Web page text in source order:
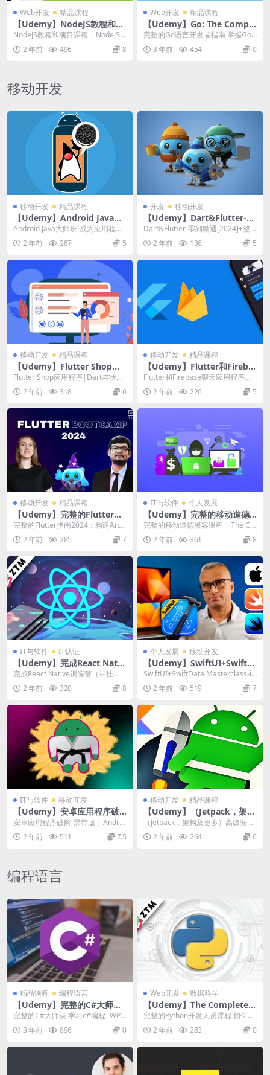
Web开发 精品课程
【Udemy】NodeJS教程和项
目课程
NodeJS教程和项目课程 | NodeJS T
utorial and Proj...
2 年前 496 8
Web开发 精品课程
【Udemy】Go: The Comple
te Developer’s Guide(Golan
g)
完整的Go语言开发者指南 掌握Go
编程语言(Golang)的基础知识和高
级功能讲...
3 年前 454 0
移动开发
移动开发 精品课程
【Udemy】Android Java大
师班-成为应用程序开发人员
Android Java大师班-成为应用程序
开发人员 | Android Jav...
2 年前 287 5
开发 移动开发
【Udemy】Dart&Flutter-零
到精通[2024]+整洁架构
Dart&Flutter-零到精通[2024]+整
洁架构 | Dart ...
2 年前 136 5
移动开发 精品课程
【Udemy】Flutter Shop应
用程序|Dart与状态管理| Riv
erpod[2024]
Flutter Shop应用程序|Dart与状态
管理| Riverpod[202...
2 年前 318 6
移动开发 精品课程
【Udemy】Flutter和Fireba
se聊天应用程序：Master Flu
Flutter和Firebase聊天应用程序：
Master Flutter和fi...
2 年前 226 5
移动开发 精品课程
【Udemy】完整的Flutter指
南2024：构建Android、iOS
和Web应用程序
完整的Flutter指南2024：构建Andr
oid、iOS和Web应用程序 |...
2 年前 285 7
IT与软件 个人发展
【Udemy】完整的移动道德
黑客课程
完整的移动道德黑客课程 | The Co
mplete Mobile Ethica...
2 年前 361 8
IT与软件 IT认证
【Udemy】完成React Nativ
e训练营（带挂钩）
完成React Native训练营（带挂
钩） | Complete React ...
2 年前 320 8
个人发展 移动开发
【Udemy】SwiftUI+SwiftD
ata Masterclass-iOS应用程
序开发Swift
SwiftUI+SwiftData Masterclass-iO
S应用程序开发S...
2 年前 519 7
IT与软件 移动开发
【Udemy】安卓应用程序破
解-黑带版
安卓应用程序破解-黑带版 | Androi
d App Hacking ̵...
2 年前 511 7.5
移动开发 精品课程
【Udemy】（Jetpack，架构
及更多）高级安卓训练营
（Jetpack，架构及更多）高级安卓
训练营 | (Jetpack, Archi...
2 年前 264 6
编程语言
精品课程 编程语言
【Udemy】完整的C#大师级
（ Complete C# Masterclas
s）
完整的C#大师级 学习c#编程- WP
F，数据库，Linq，集合，Unity游
戏...3 年前 896 0
Web开发 数据科学
【Udemy】The Complete P
ython Developer
完整的Python开发人员课程 如何成
为Python 3开发人员并获得聘用！
构建...2 年前 283 0